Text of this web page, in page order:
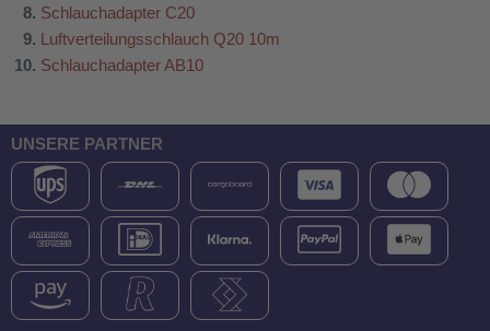
Schlauchadapter C20
Luftverteilungsschlauch Q20 10m
Schlauchadapter AB10
UNSERE PARTNER